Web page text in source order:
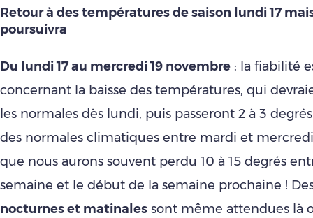
Retour à des températures de saison lundi 17
poursuivra
Du lundi 17 au mercredi 19 novembre : la fiabilité
concernant la baisse des températures, qui
les normales dès lundi, puis passeront 2 à 3
des normales climatiques entre mardi et
que nous aurons souvent perdu 10 à 15 degrés
semaine et le début de la semaine prochaine !
nocturnes et matinales sont même attendues là